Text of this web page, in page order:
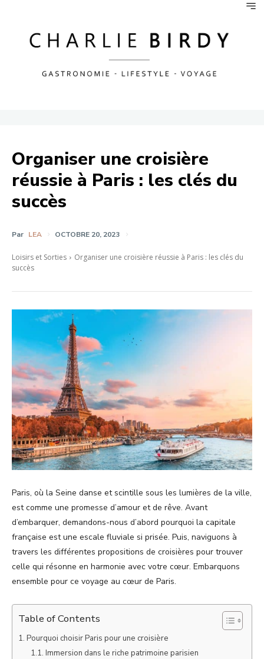
Organiser une croisière
réussie à Paris : les clés du
succès
Par LEA OCTOBRE 20, 2023
Loisirs et Sorties
Organiser une croisière réussie à Paris : les clés du
succès
Paris, où la Seine danse et scintille sous les lumières de la ville,
est comme une promesse d’amour et de rêve. Avant
d’embarquer, demandons-nous d’abord pourquoi la capitale
française est une escale fluviale si prisée. Puis, naviguons à
travers les différentes propositions de croisières pour trouver
celle qui résonne en harmonie avec votre cœur. Embarquons
ensemble pour ce voyage au cœur de Paris.
Table of Contents
Pourquoi choisir Paris pour une croisière
Immersion dans le riche patrimoine parisien